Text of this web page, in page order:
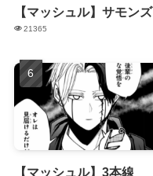
【マッシュル】サモンズ
21365
【マッシュル】3本線